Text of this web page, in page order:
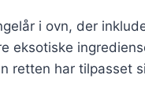
i ovn, der
eksotiske
retten har tilpasset